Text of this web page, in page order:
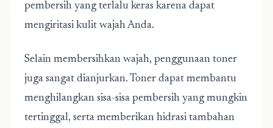
pembersih yang terlalu keras karena dapat
mengiritasi kulit wajah Anda.
Selain membersihkan wajah, penggunaan toner
juga sangat dianjurkan. Toner dapat membantu
menghilangkan sisa-sisa pembersih yang mungkin
tertinggal, serta memberikan hidrasi tambahan